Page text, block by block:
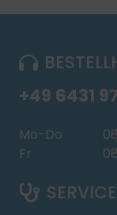
+49 6431
Mo-Do
Fr
SERVICE